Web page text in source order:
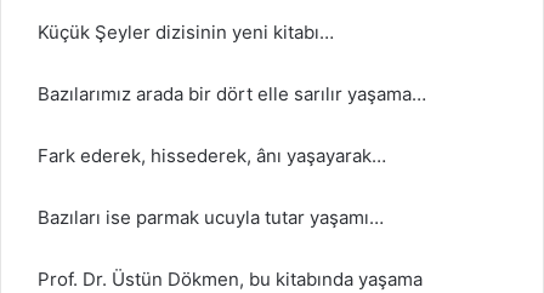
Küçük Şeyler dizisinin yeni kitabı…
Bazılarımız arada bir dört elle sarılır yaşama…
Fark ederek, hissederek, ânı yaşayarak…
Bazıları ise parmak ucuyla tutar yaşamı…
Prof. Dr. Üstün Dökmen, bu kitabında yaşama